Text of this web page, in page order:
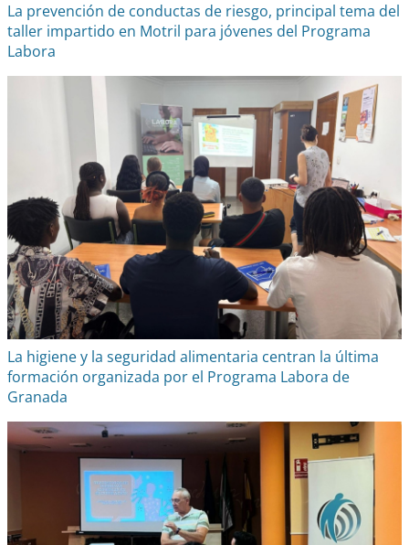
La prevención de conductas de riesgo, principal tema del
taller impartido en Motril para jóvenes del Programa
Labora
La higiene y la seguridad alimentaria centran la última
formación organizada por el Programa Labora de
Granada